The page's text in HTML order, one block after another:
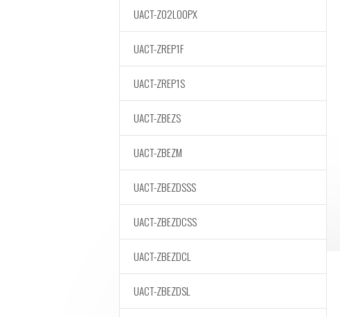
UACT-Z02LOOPX
UACT-ZREP1F
UACT-ZREP1S
UACT-ZBEZS
UACT-ZBEZM
UACT-ZBEZDSSS
UACT-ZBEZDCSS
UACT-ZBEZDCL
UACT-ZBEZDSL